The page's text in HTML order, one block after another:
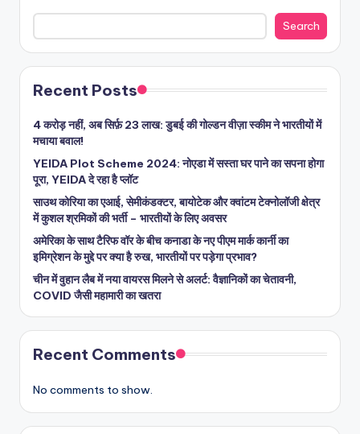
Search
Recent Posts
4 करोड़ नहीं, अब सिर्फ़ 23 लाख: डुबई की गोल्डन वीज़ा स्कीम ने भारतीयों में
मचाया बवाल!
YEIDA Plot Scheme 2024: नोएडा में सस्ता घर पाने का सपना होगा
पूरा, YEIDA दे रहा है प्लॉट
साउथ कोरिया का एआई, सेमीकंडक्टर, बायोटेक और क्वांटम टेक्नोलॉजी क्षेत्र
में कुशल श्रमिकों की भर्ती – भारतीयों के लिए अवसर
अमेरिका के साथ टैरिफ वॉर के बीच कनाडा के नए पीएम मार्क कार्नी का
इमिग्रेशन के मुद्दे पर क्या है रुख, भारतीयों पर पड़ेगा प्रभाव?
चीन में वुहान लैब में नया वायरस मिलने से अलर्ट: वैज्ञानिकों का चेतावनी,
COVID जैसी महामारी का खतरा
Recent Comments
No comments to show.